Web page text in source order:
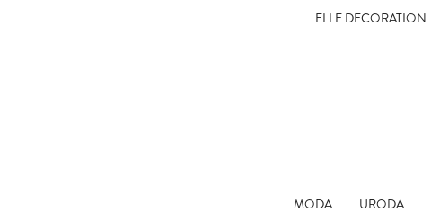
ELLE DECORATION
MODA URODA